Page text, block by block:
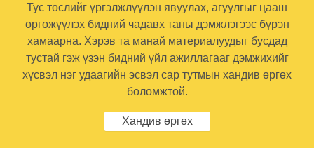
Тус төслийг үргэлжлүүлэн явуулах, агуулгыг цааш
өргөжүүлэх бидний чадавх таны дэмжлэгээс бүрэн
хамаарна. Хэрэв та манай материалуудыг бусдад
тустай гэж үзэн бидний үйл ажиллагааг дэмжихийг
хүсвэл нэг удаагийн эсвэл сар тутмын хандив өргөх
боломжтой.
Хандив өргөх